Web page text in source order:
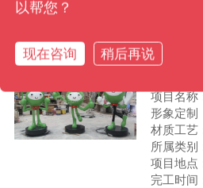
项目名称
形象定制
材质工艺
所属类别
项目地点
完工时间
以帮您？
现在咨询 稍后再说